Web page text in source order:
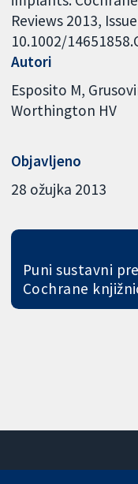
Reviews 2013,
10.1002/
Autori
Esposito M
Worthington HV
Objavljeno
28 ožujka 2013
Puni sustavni
Cochrane